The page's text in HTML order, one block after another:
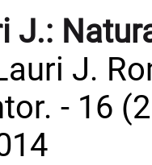
J.:
J.
- 16